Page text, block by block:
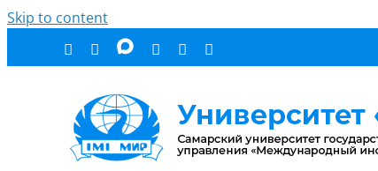
Skip to content